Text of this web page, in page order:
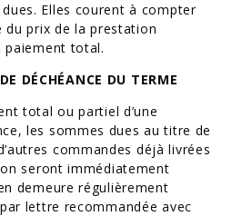
Elles courent à compter
du prix de la prestation
paiement total.
DÉCHÉANCE DU TERME
total ou partiel d’une
les sommes dues au titre de
commandes déjà livrées
seront immédiatement
demeure régulièrement
lettre recommandée avec